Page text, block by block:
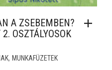
A ZSEBEMBEN?
OSZTÁLYOSOK
, MUNKAFÜZETEK